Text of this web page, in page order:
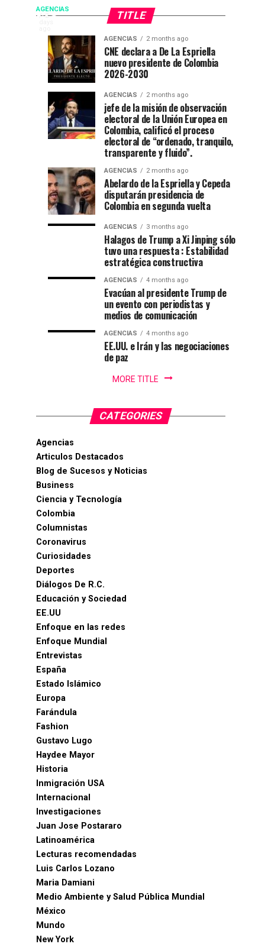
TITLE
AGENCIAS
2
De
La
Espriella
toma
posesión
presidente
de
Colombia
cantón
de
EP
NEWS
posesión
presidencial
Colombia
recuperación
del
orden
lucha
AGENCIAS
3
weeks
ago
Campeonato
internacional
natación
Ibagué
AGENCIAS
1
month
ago
“Mi
casa
está
fiesta”
festival
del
folclor
colombiano
AGENCIAS 2 months ago
CNE declara a De La Espriella
nuevo presidente de Colombia
2026-2030
AGENCIAS 2 months ago
jefe de la misión de observación
electoral de la Unión Europea en
Colombia, calificó el proceso
electoral de “ordenado, tranquilo,
transparente y fluido”.
AGENCIAS 2 months ago
Abelardo de la Espriella y Cepeda
disputarán presidencia de
Colombia en segunda vuelta
AGENCIAS 3 months ago
Halagos de Trump a Xi Jinping sólo
tuvo una respuesta : Estabilidad
estratégica constructiva
AGENCIAS 4 months ago
Evacúan al presidente Trump de
un evento con periodistas y
medios de comunicación
AGENCIAS 4 months ago
EE.UU. e Irán y las negociaciones
de paz
MORE TITLE
CATEGORIES
Agencias
Articulos Destacados
Blog de Sucesos y Noticias
Business
Ciencia y Tecnología
Colombia
Columnistas
Coronavirus
Curiosidades
Deportes
Diálogos De R.C.
Educación y Sociedad
EE.UU
Enfoque en las redes
Enfoque Mundial
Entrevistas
España
Estado Islámico
Europa
Farándula
Fashion
Gustavo Lugo
Haydee Mayor
Historia
Inmigración USA
Internacional
Investigaciones
Juan Jose Postararo
Latinoamérica
Lecturas recomendadas
Luis Carlos Lozano
Maria Damiani
Medio Ambiente y Salud Pública Mundial
México
Mundo
New York